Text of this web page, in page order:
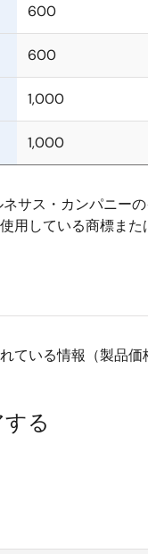
600
600
1,000
1,000
サス・カンパニー
用している商標また
ている情報（製品
る